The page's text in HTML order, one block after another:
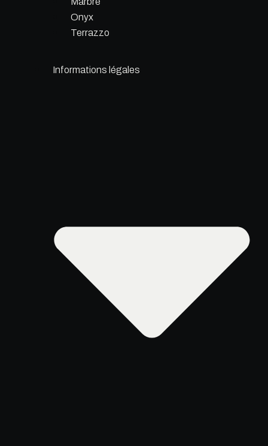
Onyx
Terrazzo
Informations légales